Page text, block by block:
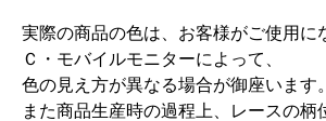
実際の商品の色は、お客様がご使用に
Ｃ・モバイルモニターによって、
色の見え方が異なる場合が御座います。
また商品生産時の過程上、レースの柄